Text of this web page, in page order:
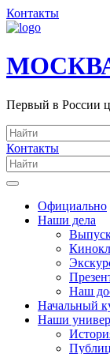
Контакты
Первый в России
Контакты
Официально
Наши дела
Наш
Начальный
Наши